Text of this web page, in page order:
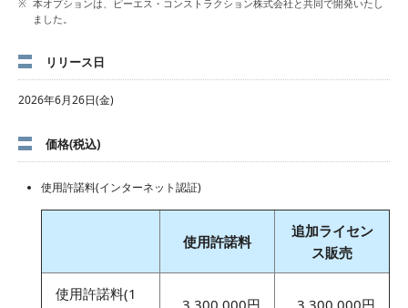
本オプションは、ピーエス・コンストラクション株式会社と共同で開発いたし
ました。
リリース日
2026年6月26日(金)
価格(税込)
使用許諾料(インターネット認証)
使用許諾料
追加ライセン
ス販売
使用許諾料(1